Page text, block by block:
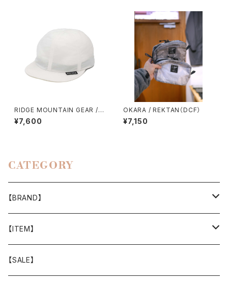
RIDGE MOUNTAIN GEAR / B
ASIC CAP EXTRA（2026）
¥7,600
OKARA / REKTAN（DCF）
¥7,150
CATEGORY
【BRAND】
山と道
T-SHIRT
迷迭香
【ITEM】
WEAR
【SALE】